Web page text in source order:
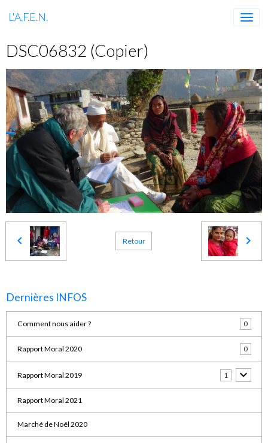
L'A.F.E.N.
DSC06832 (Copier)
Retour
Dernières INFOS
Comment nous aider ? 0
Rapport Moral 2020 0
Rapport Moral 2019 1
Rapport Moral 2021
Marché de Noël 2020